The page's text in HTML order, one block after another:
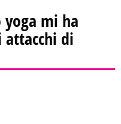
yoga mi ha
attacchi di